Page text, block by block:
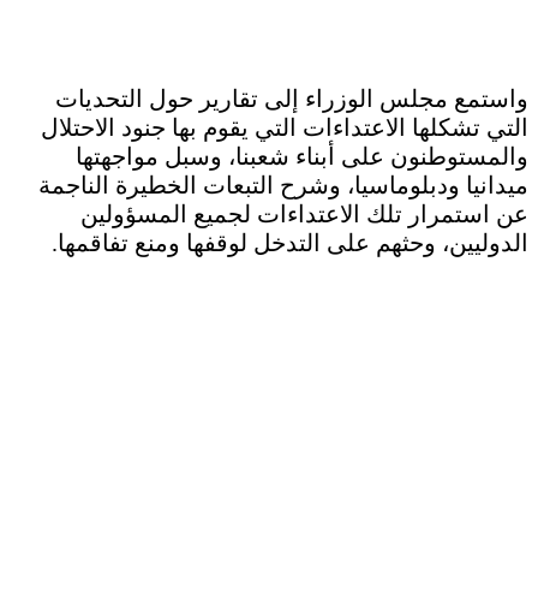
واستمع مجلس الوزراء إلى تقارير حول التحديات
التي تشكلها الاعتداءات التي يقوم بها جنود الاحتلال
والمستوطنون على أبناء شعبنا، وسبل مواجهتها
ميدانيا ودبلوماسيا، وشرح التبعات الخطيرة الناجمة
عن استمرار تلك الاعتداءات لجميع المسؤولين
الدوليين، وحثهم على التدخل لوقفها ومنع تفاقمها.